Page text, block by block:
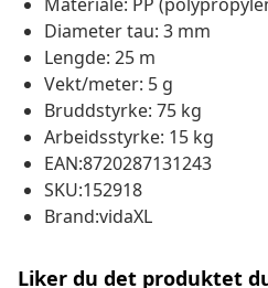
Diameter tau: 3 mm
Lengde: 25 m
Vekt/meter: 5 g
Bruddstyrke: 75 kg
Arbeidsstyrke: 15 kg
EAN:8720287131243
SKU:152918
Brand:vidaXL
Liker du det produktet